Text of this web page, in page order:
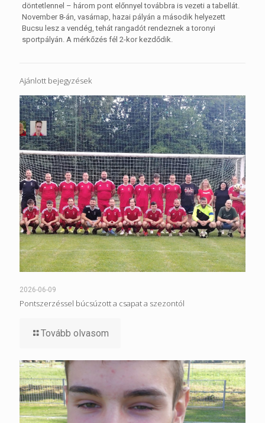
döntetlennel – három pont előnnyel továbbra is vezeti a tabellát.
November 8-án, vasárnap, hazai pályán a második helyezett
Bucsu lesz a vendég, tehát rangadót rendeznek a toronyi
sportpályán. A mérkőzés fél 2-kor kezdődik.
Ajánlott bejegyzések
2026-06-09
Pontszerzéssel búcsúzott a csapat a szezontól
Tovább olvasom